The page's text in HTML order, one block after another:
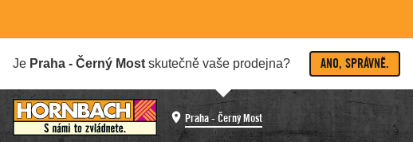
Je Praha - Černý Most skutečně vaše prodejna? ANO, SPRÁVNĚ.
Praha - Černý Most